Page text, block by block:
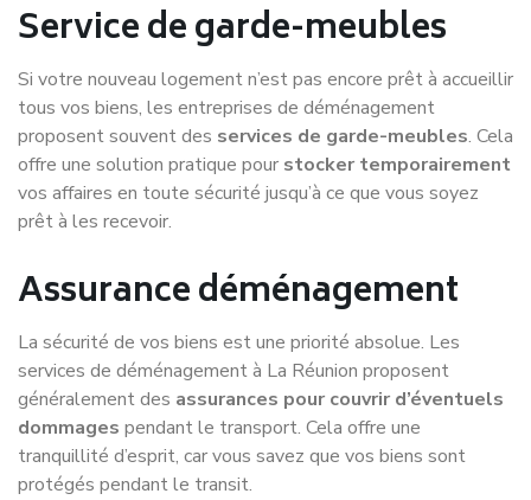
Service de garde-meubles
Si votre nouveau logement n’est pas encore prêt à accueillir
tous vos biens, les entreprises de déménagement
proposent souvent des services de garde-meubles. Cela
offre une solution pratique pour stocker temporairement
vos affaires en toute sécurité jusqu’à ce que vous soyez
prêt à les recevoir.
Assurance déménagement
La sécurité de vos biens est une priorité absolue. Les
services de déménagement à La Réunion proposent
généralement des assurances pour couvrir d’éventuels
dommages pendant le transport. Cela offre une
tranquillité d’esprit, car vous savez que vos biens sont
protégés pendant le transit.